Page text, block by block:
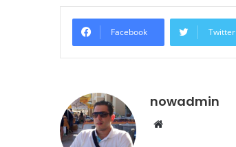
Facebook Twitter
nowadmin
Website